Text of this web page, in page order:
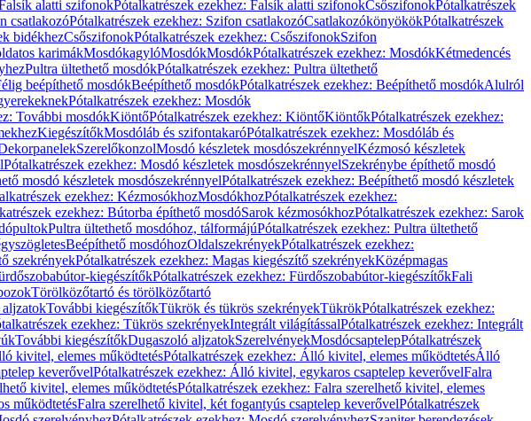
alatti szifonokPótalkatrészek ezekhez: Falsík alatti szifonokCsőszifonokPótalkatrészek
csatlakozóPótalkatrészek ezekhez: Szifon csatlakozóCsatlakozókönyökökPótalkatrészek
bidékhezCsőszifonokPótalkatrészek ezekhez: CsőszifonokSzifon
karimákMosdókagylóMosdókMosdókPótalkatrészek ezekhez: MosdókKétmedencés
Pultra ültethető mosdókPótalkatrészek ezekhez: Pultra ültethető
beépíthető mosdókBeépíthető mosdókPótalkatrészek ezekhez: Beépíthető mosdókAlulról
Pótalkatrészek ezekhez: Mosdók
További mosdókKiöntőPótalkatrészek ezekhez: KiöntőKiöntőkPótalkatrészek ezekhez:
KiegészítőkMosdóláb és szifontakaróPótalkatrészek ezekhez: Mosdóláb és
SzerelőkonzolMosdó készletek mosdószekrénnyelKézmosó készletek
Pótalkatrészek ezekhez: Mosdó készletek mosdószekrénnyelSzekrénybe építhető mosdó
mosdó készletek mosdószekrénnyelPótalkatrészek ezekhez: Beépíthető mosdó készletek
ezekhez: KézmosókhozMosdókhozPótalkatrészek ezekhez:
ezekhez: Bútorba építhető mosdóSarok kézmosókhozPótalkatrészek ezekhez: Sarok
Pultra ültethető mosdóhoz, tálformájúPótalkatrészek ezekhez: Pultra ültethető
Beépíthető mosdóhozOldalszekrényekPótalkatrészek ezekhez:
szekrényekPótalkatrészek ezekhez: Magas kiegészítő szekrényekKözépmagas
kiegészítőkPótalkatrészek ezekhez: Fürdőszobabútor-kiegészítőkFali
Törölközőtartó és törölközőtartó
aljzatokTovábbi kiegészítőkTükrök és tükrös szekrényekTükrökPótalkatrészek ezekhez:
ezekhez: Tükrös szekrényekIntegrált világítássalPótalkatrészek ezekhez: Integrált
További kiegészítőkDugaszoló aljzatokSzerelvényekMosdócsaptelepPótalkatrészek
kivitel, elemes működtetésPótalkatrészek ezekhez: Álló kivitel, elemes működtetésÁlló
keverővelPótalkatrészek ezekhez: Álló kivitel, egykaros csaptelep keverővelFalra
kivitel, elemes működtetésPótalkatrészek ezekhez: Falra szerelhető kivitel, elemes
működtetésFalra szerelhető kivitel, két fogantyús csaptelep keverővelPótalkatrészek